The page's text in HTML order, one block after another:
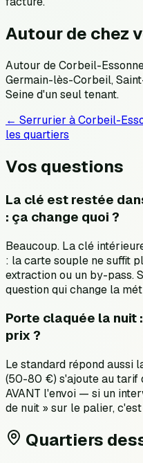
Autour de chez
Autour de Corbeil-
Germain-lès-Corbeil,
Seine d'un seul tenant.
← Serrurier àCorbeil-
les quartiers
Vos questions
La clé est restée
: ça change quoi ?
Beaucoup. La clé
: la carte souple ne suffit
extraction ou un by-pass.
question qui change la
Porte claquée la nuit
prix ?
Le standard répond aussi
(50-80 €) s'ajoute au tarif
AVANT l'envoi — si un
de nuit » sur le palier,
Quartiers